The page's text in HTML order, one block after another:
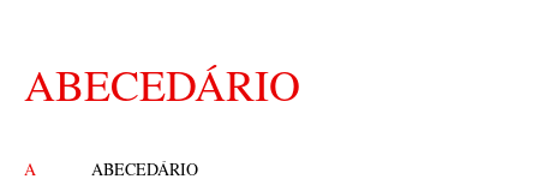
ABECEDÁRIO
A
ABECEDÁRIO